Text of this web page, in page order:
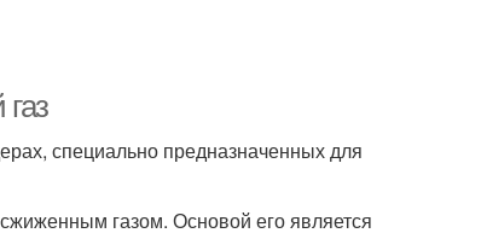
специально предназначенных для
газом. Основой его является